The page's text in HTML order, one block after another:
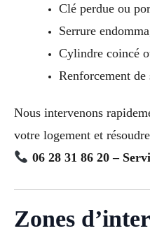
Clé perdue ou
Serrure
Cylindre coincé
Renforcement
Nous intervenons
votre logement et
06 28 31 86 20 –
Zones